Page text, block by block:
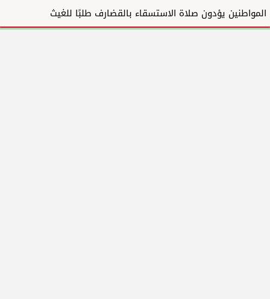
المواطنين يؤدون صلاة الاستسقاء بالقضارف طلبًا للغيث